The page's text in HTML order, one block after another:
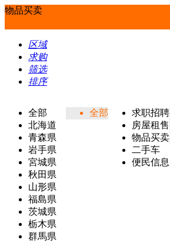
物品买卖
区域
求购
筛选
排序
全部
北海道
青森県
岩手県
宮城県
秋田県
山形県
福島県
茨城県
栃木県
群馬県
全部
求职招聘
房屋租售
物品买卖
二手车
便民信息